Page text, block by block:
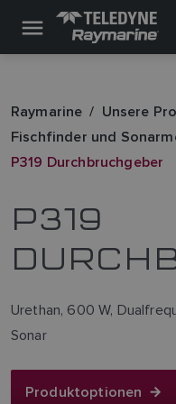
Raymarine
Unsere
Fischfinder und
P319 Durchbruchgeber
P319
Urethan, 600 W,
Sonar
Produktoptionen